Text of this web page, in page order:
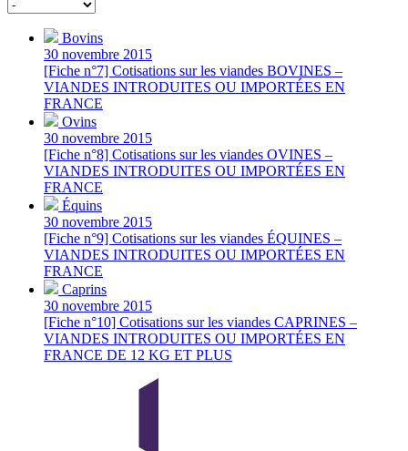
Bovins
30 novembre 2015
[Fiche n°7] Cotisations sur les viandes BOVINES –
VIANDES INTRODUITES OU IMPORTÉES EN
FRANCE
Ovins
30 novembre 2015
[Fiche n°8] Cotisations sur les viandes OVINES –
VIANDES INTRODUITES OU IMPORTÉES EN
FRANCE
Équins
30 novembre 2015
[Fiche n°9] Cotisations sur les viandes ÉQUINES –
VIANDES INTRODUITES OU IMPORTÉES EN
FRANCE
Caprins
30 novembre 2015
[Fiche n°10] Cotisations sur les viandes CAPRINES –
VIANDES INTRODUITES OU IMPORTÉES EN
FRANCE DE 12 KG ET PLUS